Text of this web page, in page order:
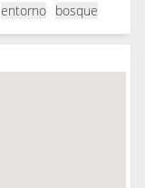
entorno bosque